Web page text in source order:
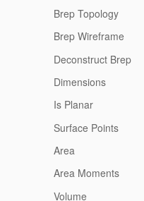
Brep Topology
Brep Wireframe
Deconstruct Brep
Dimensions
Is Planar
Surface Points
Area
Area Moments
Volume